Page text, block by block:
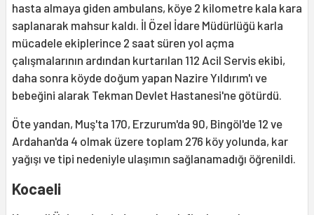
hasta almaya giden ambulans, köye 2 kilometre kala kara
saplanarak mahsur kaldı. İl Özel İdare Müdürlüğü karla
mücadele ekiplerince 2 saat süren yol açma
çalışmalarının ardından kurtarılan 112 Acil Servis ekibi,
daha sonra köyde doğum yapan Nazire Yıldırım'ı ve
bebeğini alarak Tekman Devlet Hastanesi'ne götürdü.
Öte yandan, Muş'ta 170, Erzurum'da 90, Bingöl'de 12 ve
Ardahan'da 4 olmak üzere toplam 276 köy yolunda, kar
yağışı ve tipi nedeniyle ulaşımın sağlanamadığı öğrenildi.
Kocaeli